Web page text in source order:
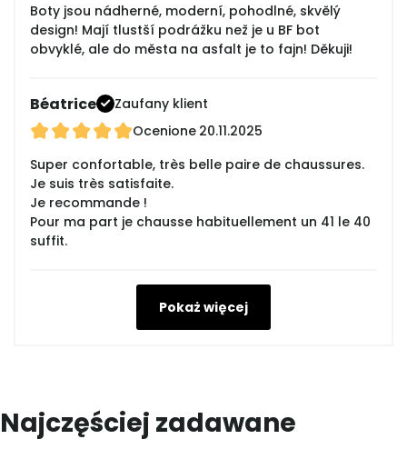
Boty jsou nádherné, moderní, pohodlné, skvělý
design! Mají tlustší podrážku než je u BF bot
obvyklé, ale do města na asfalt je to fajn! Děkuji!
Béatrice
Zaufany klient
Ocenione 20.11.2025
Super confortable, très belle paire de chaussures.
Je suis très satisfaite.
Je recommande !
Pour ma part je chausse habituellement un 41 le 40
suffit.
Pokaż więcej
Najczęściej zadawane